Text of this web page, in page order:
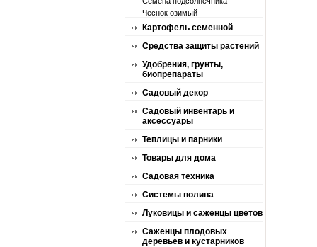
Чеснок озимый
Картофель семенной
Средства защиты растений
Удобрения, грунты,
биопрепараты
Садовый декор
Садовый инвентарь и
аксессуары
Теплицы и парники
Товары для дома
Садовая техника
Системы полива
Луковицы и саженцы цветов
Саженцы плодовых
деревьев и кустарников